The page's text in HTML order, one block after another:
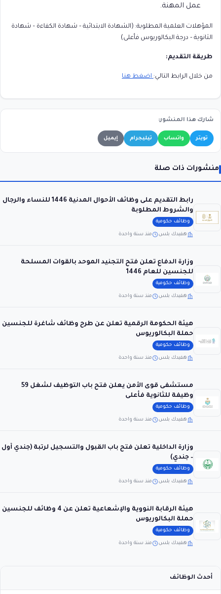
عمل المهنة.
المؤهلات العلمية المطلوبة: (الشهادة الابتدائية – شهادة الكفاءة – شهادة
الثانوية – درجة البكالوريوس فأعلى)
طريقة التقديم:
من خلال الرابط التالي:اضغط هنا
شارك هذا المنشور:
تويتر واتساب تيليجرام إيميل
منشورات ذات صلة
رابط التقديم على وظائف الأحوال المدنية 1446 للنساء والرجال
والشروط المطلوبة
وظائف حكومية
هفيدك بلس منذ سنة واحدة
وزارة الدفاع تعلن فتح التجنيد الموحد بالقوات المسلحة
للجنسين للعام 1446
وظائف حكومية
هفيدك بلس منذ سنة واحدة
هيئة الحكومة الرقمية تعلن عن طرح وظائف شاغرة للجنسين
حملة البكالوريوس
وظائف حكومية
هفيدك بلس منذ سنة واحدة
مستشفى قوى الأمن يعلن فتح باب التوظيف لشغل 59
وظيفة للثانوية فأعلى
وظائف حكومية
هفيدك بلس منذ سنة واحدة
وزارة الداخلية تعلن فتح باب القبول والتسجيل لرتبة (جندي أول
– جندي)
وظائف حكومية
هفيدك بلس منذ سنة واحدة
هيئة الرقابة النووية والإشعاعية تعلن عن 4 وظائف للجنسين
حملة البكالوريوس
وظائف حكومية
هفيدك بلس منذ سنة واحدة
أحدث الوظائف